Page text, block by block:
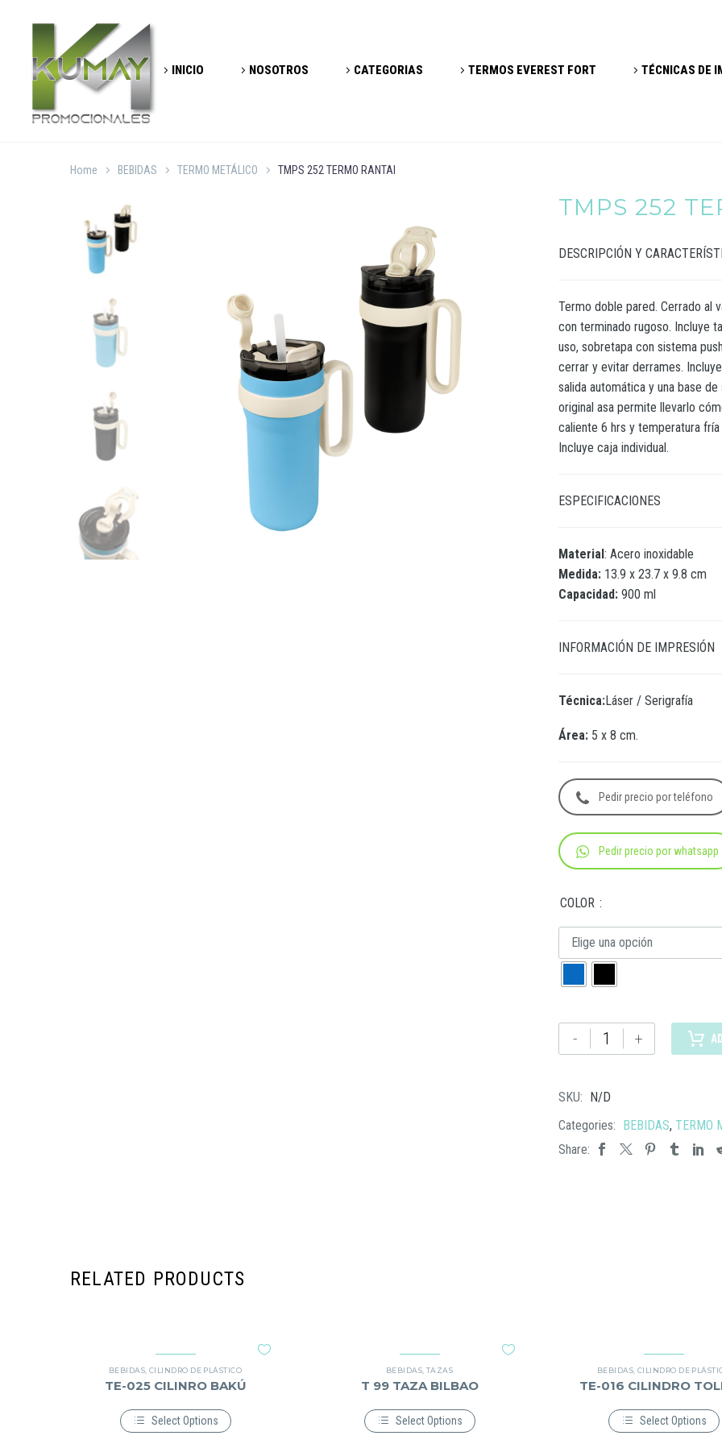
INICIO NOSOTROS CATEGORIAS TERMOS EVEREST FORT TÉCNICAS DE
Home BEBIDAS TERMO METÁLICO TMPS 252 TERMO RANTAI
TMPS 252
DESCRIPCIÓN Y
Termo doble pared. Cerrado al
con terminado rugoso. Incluye
uso, sobretapa con sistema
cerrar y evitar derrames.
salida automática y una base
original asa permite llevarlo
caliente 6 hrs y temperatura
Incluye caja individual.
ESPECIFICACIONES
Material: Acero inoxidable
Medida: 13.9 x 23.7 x 9.8 cm
Capacidad: 900 ml
INFORMACIÓN DE IMPRESIÓN
Técnica:Láser / Serigrafía
Área: 5 x 8 cm.
Pedir precio por teléfono
Pedir precio por whatsapp
COLOR
Elige una opción
-
TMPS
252
RANTAI
+
SKU: N/D
Categories: BEBIDAS, TERMO
Share:
RELATED PRODUCTS
BEBIDAS ,CILINDRO DE PLÁSTICO
TE-025 CILINRO BAKÚ
Select Options
Este
BEBIDAS TAZAS
T 99 TAZA BILBAO
Select Options
Este
BEBIDAS ,CILINDRO DE
TE-016 CILINDRO
Select Options
Este